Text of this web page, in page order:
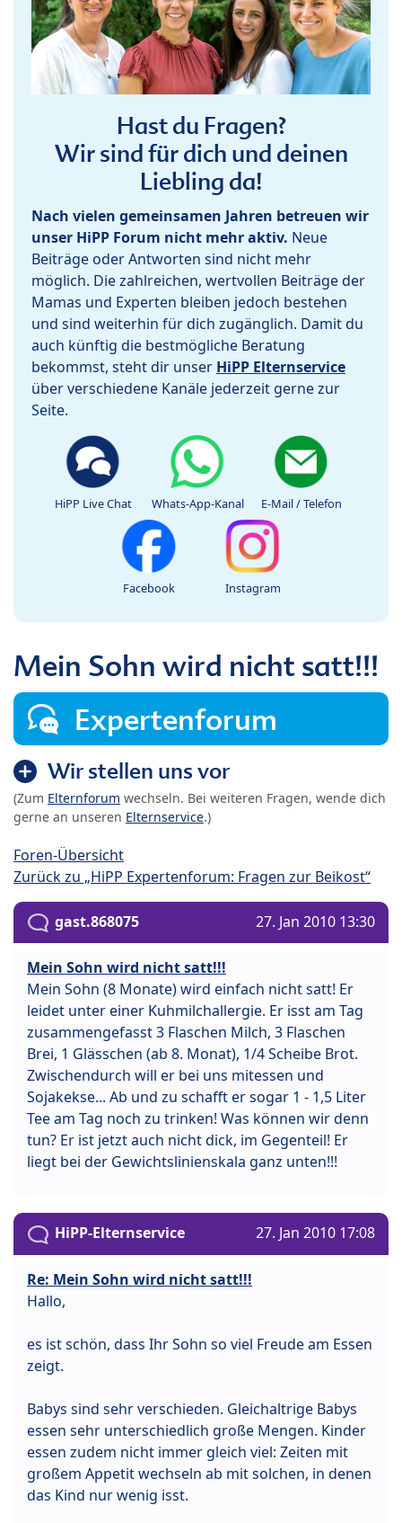
Hast du Fragen?
Wir sind für dich und deinen
Liebling da!
Nach vielen gemeinsamen Jahren betreuen wir
unser HiPP Forum nicht mehr aktiv. Neue
Beiträge oder Antworten sind nicht mehr
möglich. Die zahlreichen, wertvollen Beiträge der
Mamas und Experten bleiben jedoch bestehen
und sind weiterhin für dich zugänglich. Damit du
auch künftig die bestmögliche Beratung
bekommst, steht dir unser HiPP Elternservice
über verschiedene Kanäle jederzeit gerne zur
Seite.
HiPP Live Chat Whats-App-Kanal E-Mail / Telefon
Facebook Instagram
Mein Sohn wird nicht satt!!!
Expertenforum
Wir stellen uns vor
(Zum Elternforum wechseln. Bei weiteren Fragen, wende dich
gerne an unseren Elternservice.)
Foren-Übersicht
Zurück zu „HiPP Expertenforum: Fragen zur Beikost“
gast.868075 27. Jan 2010 13:30
Mein Sohn wird nicht satt!!!
Mein Sohn (8 Monate) wird einfach nicht satt! Er
leidet unter einer Kuhmilchallergie. Er isst am Tag
zusammengefasst 3 Flaschen Milch, 3 Flaschen
Brei, 1 Glässchen (ab 8. Monat), 1/4 Scheibe Brot.
Zwischendurch will er bei uns mitessen und
Sojakekse... Ab und zu schafft er sogar 1 - 1,5 Liter
Tee am Tag noch zu trinken! Was können wir denn
tun? Er ist jetzt auch nicht dick, im Gegenteil! Er
liegt bei der Gewichtslinienskala ganz unten!!!
HiPP-Elternservice 27. Jan 2010 17:08
Re: Mein Sohn wird nicht satt!!!
Hallo,
es ist schön, dass Ihr Sohn so viel Freude am Essen
zeigt.
Babys sind sehr verschieden. Gleichaltrige Babys
essen sehr unterschiedlich große Mengen. Kinder
essen zudem nicht immer gleich viel: Zeiten mit
großem Appetit wechseln ab mit solchen, in denen
das Kind nur wenig isst.